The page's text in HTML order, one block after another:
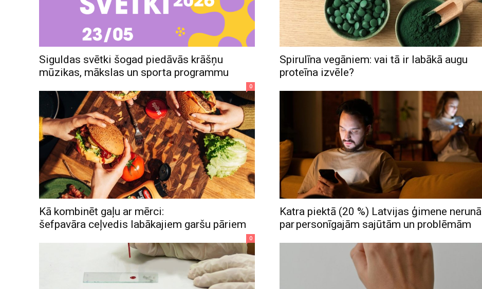
Siguldas svētki šogad piedāvās krāšņu
mūzikas, mākslas un sporta programmu
0
Spirulīna vegāniem: vai tā ir labākā augu
proteīna izvēle?
Kā kombinēt gaļu ar mērci:
šefpavāra ceļvedis labākajiem garšu pāriem
0
Katra piektā (20 %) Latvijas ģimene nerunā
par personīgajām sajūtām un problēmām